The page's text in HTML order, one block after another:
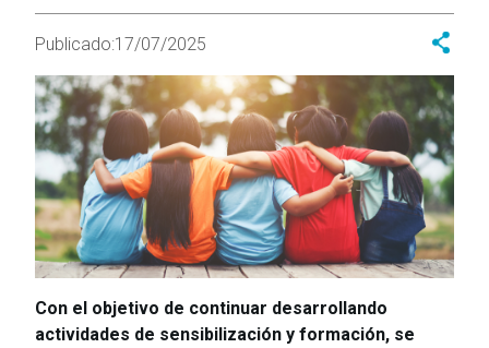
Publicado:17/07/2025
Con el objetivo de continuar desarrollando
actividades de sensibilización y formación, se